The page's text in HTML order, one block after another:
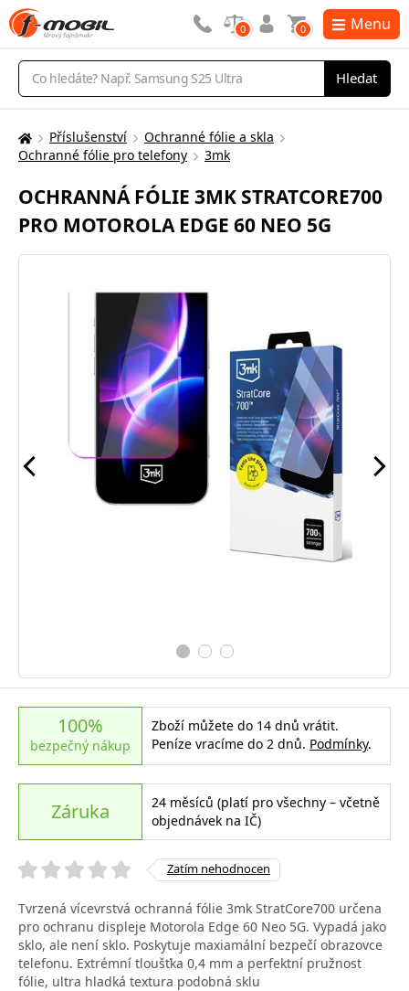
Vyhledávání
Hledat
0 0 Menu
Zde
nacházíte:
Příslušenství
Ochranné fólie a skla
Ochranné fólie pro telefony
3mk
OCHRANNÁ FÓLIE 3MK STRATCORE700
PRO MOTOROLA EDGE 60 NEO 5G
100%
bezpečný nákup
Zboží můžete do 14 dnů vrátit.
Peníze vracíme do 2 dnů. Podmínky.
Záruka
24 měsíců (platí pro všechny – včetně
objednávek na IČ)
Zatím nehodnocen
Tvrzená vícevrstvá ochranná fólie 3mk StratCore700 určena
pro ochranu displeje Motorola Edge 60 Neo 5G. Vypadá jako
sklo, ale není sklo. Poskytuje maxiamální bezpečí obrazovce
telefonu. Extrémní tloušťka 0,4 mm a perfektní pružnost
fólie, ultra hladká textura podobná sklu